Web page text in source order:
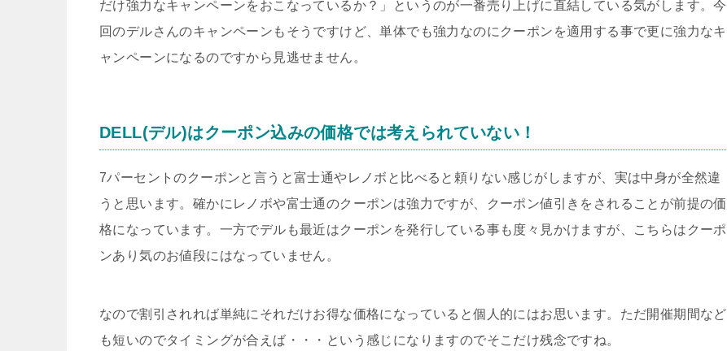
だけ強力なキャンペーンをおこなっているか？」というのが一番売り上げに直結している気がします。今
回のデルさんのキャンペーンもそうですけど、単体でも強力なのにクーポンを適用する事で更に強力なキ
ャンペーンになるのですから見逃せません。
DELL(デル)はクーポン込みの価格では考えられていない！
7パーセントのクーポンと言うと富士通やレノボと比べると頼りない感じがしますが、実は中身が全然違
うと思います。確かにレノボや富士通のクーポンは強力ですが、クーポン値引きをされることが前提の価
格になっています。一方でデルも最近はクーポンを発行している事も度々見かけますが、こちらはクーポ
ンあり気のお値段にはなっていません。
なので割引されれば単純にそれだけお得な価格になっていると個人的にはお思います。ただ開催期間など
も短いのでタイミングが合えば・・・という感じになりますのでそこだけ残念ですね。